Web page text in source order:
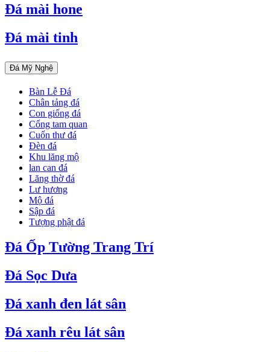
Đá mài hone
Đá mài tinh
Đá Mỹ Nghệ
Bàn Lễ Đá
Chân tảng đá
Con giống đá
Cổng tam quan
Cuốn thư đá
Đèn đá
Khu lăng mộ
lan can đá
Lăng thờ đá
Lư hương
Mộ đá
Sập đá
Tượng phật đá
Đá Ốp Tường Trang Trí
Đá Sọc Dưa
Đá xanh đen lát sân
Đá xanh rêu lát sân